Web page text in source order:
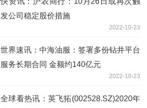
发公司稳定股价措施
2022-10-23
世界速讯：中海油服：签署多份钻井平台
服务长期合同 金额约140亿元
2022-10-23
全球看热讯：英飞拓(002528.SZ)2020年